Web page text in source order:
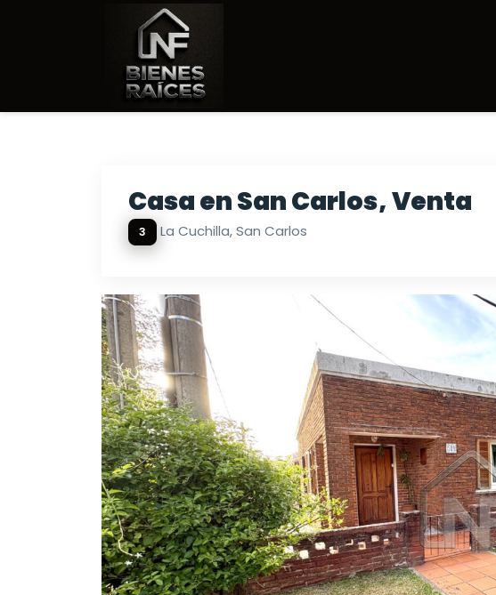
Casa en San Carlos, Venta
3 La Cuchilla, San Carlos